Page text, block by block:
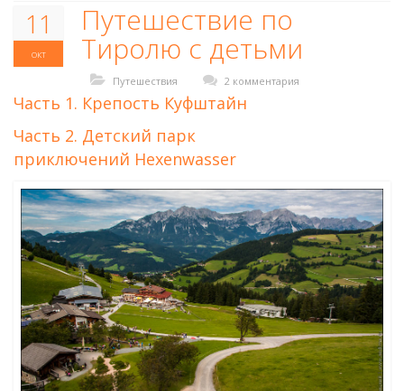
11
окт
Путешествие по
Тиролю с детьми
Путешествия 2 комментария
Часть 1. Крепость Куфштайн
Часть 2. Детский парк
приключений Hexenwasser